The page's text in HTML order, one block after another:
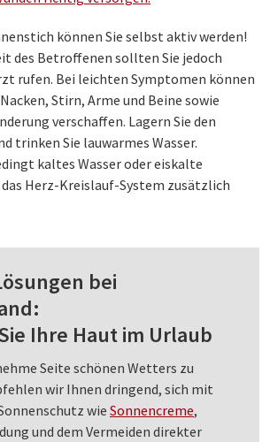
können Sie selbst aktiv werden!
des Betroffenen sollten Sie jedoch
rufen. Bei leichten Symptomen können
Stirn, Arme und Beine sowie
verschaffen. Lagern Sie den
trinken Sie lauwarmes Wasser.
kaltes Wasser oder eiskalte
das Herz-Kreislauf-System zusätzlich
bei
Ihre Haut im Urlaub
Seite schönen Wetters zu
wir Ihnen dringend, sich mit
wie Sonnencreme,
und dem Vermeiden direkter